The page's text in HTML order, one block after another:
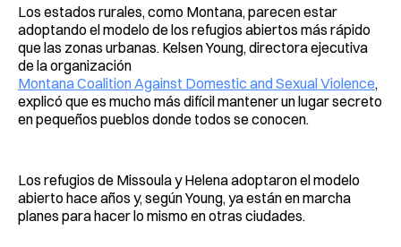
Los estados rurales, como Montana, parecen estar
adoptando el modelo de los refugios abiertos más rápido
que las zonas urbanas. Kelsen Young, directora ejecutiva
de la organización
Montana Coalition Against Domestic and Sexual Violence,
explicó que es mucho más difícil mantener un lugar secreto
en pequeños pueblos donde todos se conocen.
Los refugios de Missoula y Helena adoptaron el modelo
abierto hace años y, según Young, ya están en marcha
planes para hacer lo mismo en otras ciudades.